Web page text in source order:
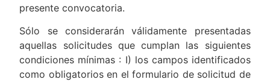
presente convocatoria.
Sólo se considerarán válidamente presentadas
aquellas solicitudes que cumplan las siguientes
condiciones mínimas : I) los campos identificados
como obligatorios en el formulario de solicitud de